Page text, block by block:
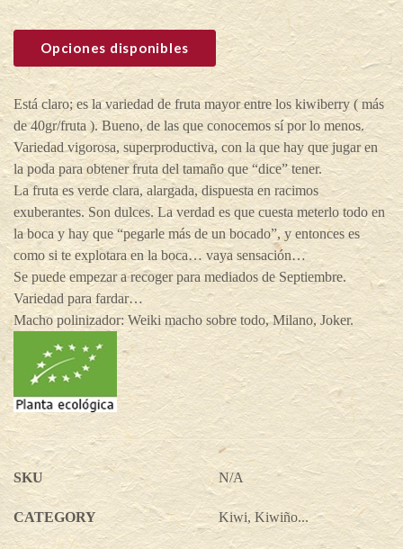
Opciones disponibles
Está claro; es la variedad de fruta mayor entre los kiwiberry ( más
de 40gr/fruta ). Bueno, de las que conocemos sí por lo menos.
Variedad vigorosa, superproductiva, con la que hay que jugar en
la poda para obtener fruta del tamaño que “dice” tener.
La fruta es verde clara, alargada, dispuesta en racimos
exuberantes. Son dulces. La verdad es que cuesta meterlo todo en
la boca y hay que “pegarle más de un bocado”, y entonces es
como si te explotara en la boca… vaya sensación…
Se puede empezar a recoger para mediados de Septiembre.
Variedad para fardar…
Macho polinizador: Weiki macho sobre todo, Milano, Joker.
SKU N/A
CATEGORY Kiwi, Kiwiño...